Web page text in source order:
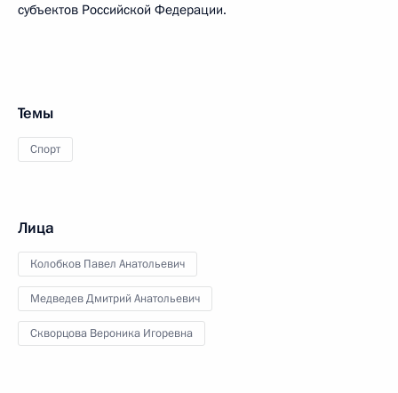
субъектов Российской Федерации.
Темы
Спорт
Лица
Колобков Павел Анатольевич
Медведев Дмитрий Анатольевич
Скворцова Вероника Игоревна